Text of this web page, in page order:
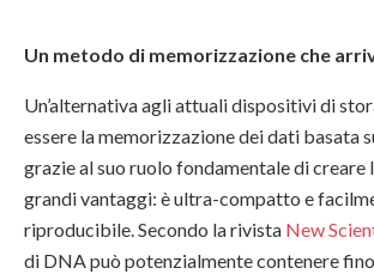
Un metodo di memorizzazione che
Un’alternativa agli attuali dispositivi di
essere la memorizzazione dei dati basata
grazie al suo ruolo fondamentale di creare
grandi vantaggi: è ultra-compatto e
riproducibile. Secondo la rivista New
di DNA può potenzialmente contenere